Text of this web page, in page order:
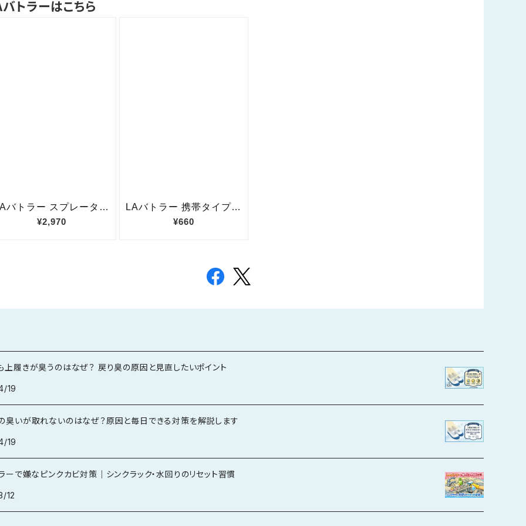
トラーはこちら
上履きが臭うのはなぜ？ 戻り臭の原因と見直したいポイント
19
臭いが取れないのはなぜ？原因と毎日できる対策を解説します
19
ーで嫌なピンクカビ対策｜シンクラック・水回りのリセット習慣
12